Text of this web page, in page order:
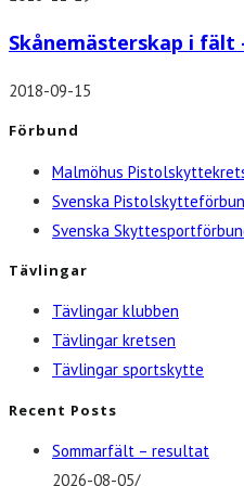
Skånemästerskap i fält
2018-09-15
Förbund
Malmöhus
Svenska
Svenska
Tävlingar
Tävlingar klubben
Tävlingar kretsen
Tävlingar sportskytte
Recent Posts
Sommarfält – resultat
2026-08-05/